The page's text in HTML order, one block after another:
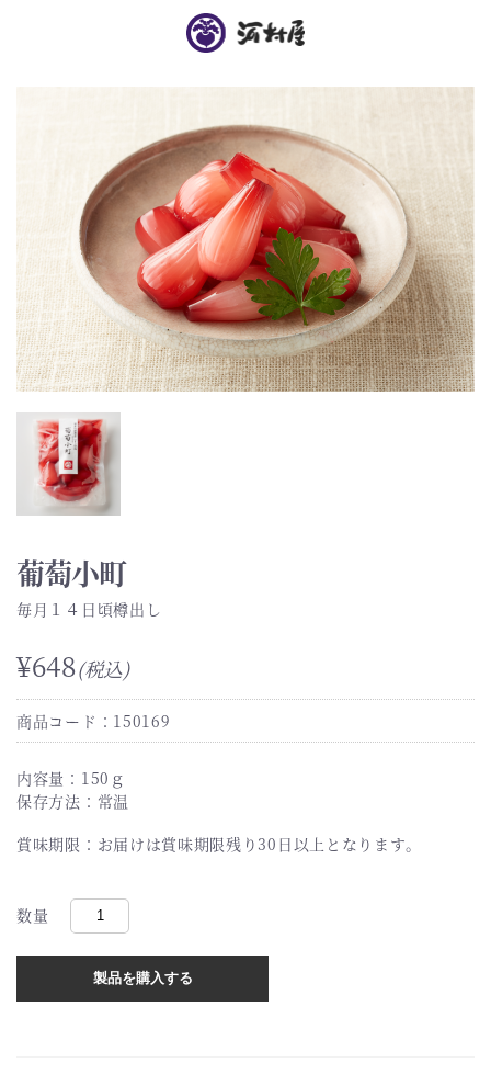
葡萄小町
毎月１４日頃樽出し
¥648(税込)
商品コード：150169
内容量：150ｇ
保存方法：常温
賞味期限：お届けは賞味期限残り30日以上となります。
数量